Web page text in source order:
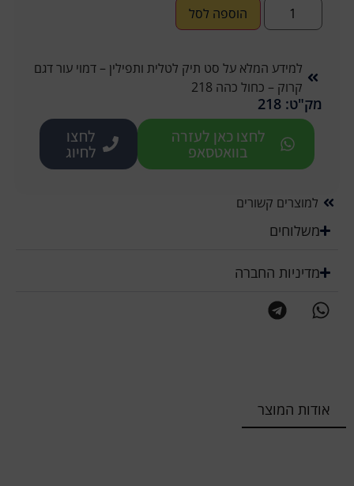
הוספה לסל
למידע המלא על סט תיק לטלית ותפילין – דמוי עור דגם
קרוק – כחול כהה 218
מק"ט: 218
לחצו כאן לעזרה
בוואטסאפ
לחצו
לחיוג
למוצרים קשורים
משלוחים
מדיניות החברה
אודות המוצר